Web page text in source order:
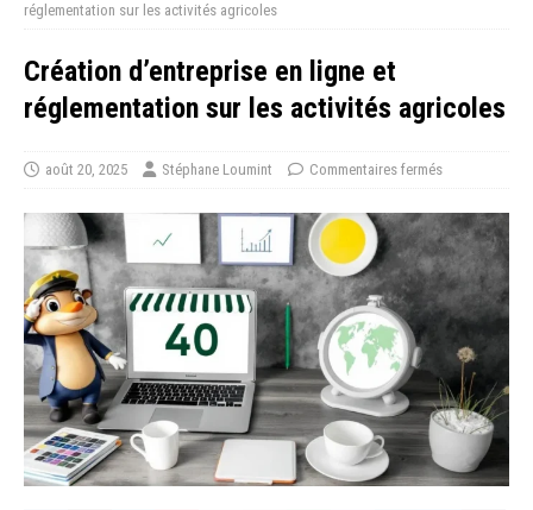
réglementation sur les activités agricoles
Création d’entreprise en ligne et
réglementation sur les activités agricoles
août 20, 2025 Stéphane Loumint Commentaires fermés